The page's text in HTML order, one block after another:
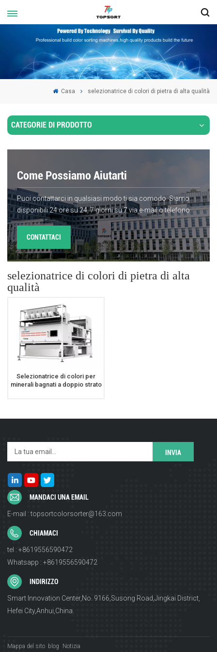
Casa selezionatrice di colori di pietra di alta qualità
CATEGORIE DI PRODOTTO
Come Possiamo Aiutarti
Puoi contattarci in qualsiasi modo ti sia comodo. Siamo
disponibili 24 ore su 24, 7 giorni su 7 via e-mail o telefono.
CONTATTACI
selezionatrice di colori di pietra di alta
qualità
Selezionatrice di colori per
minerali bagnati a doppio strato
MANDACI UNA EMAIL
E-mail : topsortcolorsorter@163.com
CHIAMACI
tel : +8619556590472
Whatsapp : +8619556590472
INDIRIZZO
Smart Innovation Center,No. 9166,Susong Road,Jingkai District,
Hefei City,Anhui,China.
Mappa del sito blog Notizia